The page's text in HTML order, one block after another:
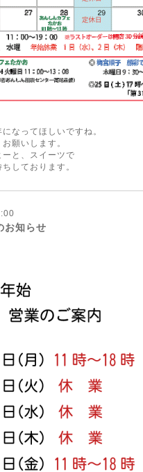
なってほしいですね。
願いします。
と、スイーツで
しております。
お知らせ